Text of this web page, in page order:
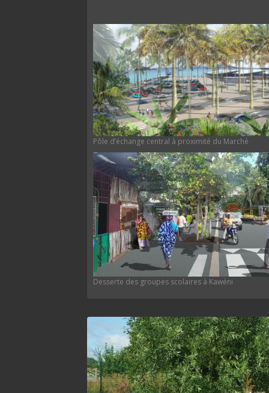
Pôle d’échange central à proximité du Marché
Desserte des groupes scolaires à Kawéni